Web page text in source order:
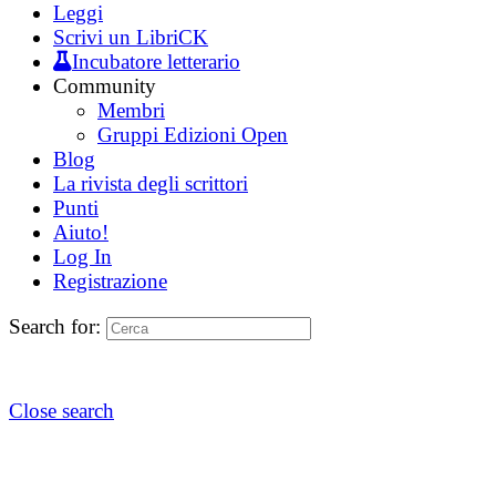
Leggi
Scrivi un LibriCK
Incubatore letterario
Community
Membri
Gruppi Edizioni Open
Blog
La rivista degli scrittori
Punti
Aiuto!
Log In
Registrazione
Search for:
Close search